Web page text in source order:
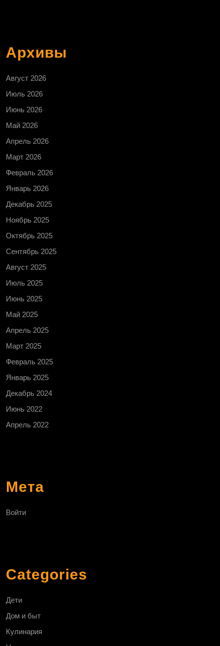
Архивы
Август 2026
Июль 2026
Июнь 2026
Май 2026
Апрель 2026
Март 2026
Февраль 2026
Январь 2026
Декабрь 2025
Ноябрь 2025
Октябрь 2025
Сентябрь 2025
Август 2025
Июль 2025
Июнь 2025
Май 2025
Апрель 2025
Март 2025
Февраль 2025
Январь 2025
Декабрь 2024
Июнь 2022
Апрель 2022
Мета
Войти
Categories
Дети
Дом и быт
Кулинария